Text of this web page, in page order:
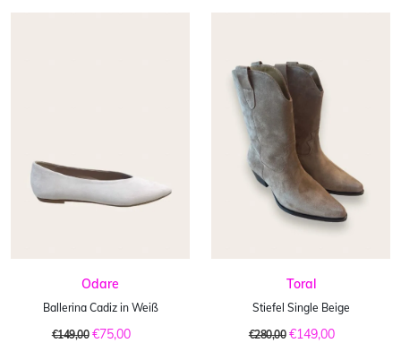
Odare
Ballerina Cadiz in Weiß
€149,00 €75,00
Toral
Stiefel Single Beige
€280,00 €149,00